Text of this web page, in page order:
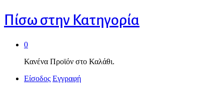
Πίσω στην Κατηγορία
0
Κανένα Προϊόν στο Καλάθι.
Είσοδος Εγγραφή